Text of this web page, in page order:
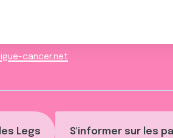
Legs S'informer sur les
cancer.net